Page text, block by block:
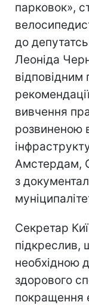
парковок»,
до
Леоніда
відповідним
вивчення
розвиненою
Амстердам,
з
Секретар
підкреслив,
необхідною
здорового
покращення